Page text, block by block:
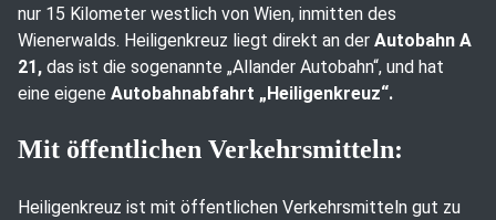
nur 15 Kilometer westlich von Wien, inmitten des
Wienerwalds. Heiligenkreuz liegt direkt an der Autobahn A
21, das ist die sogenannte „Allander Autobahn“, und hat
eine eigene Autobahnabfahrt „Heiligenkreuz“.
Mit öffentlichen Verkehrsmitteln:
Heiligenkreuz ist mit öffentlichen Verkehrsmitteln gut zu